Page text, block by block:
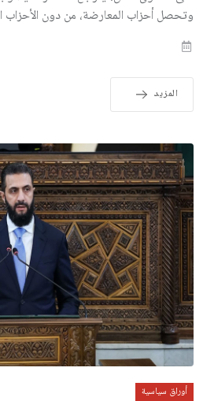
وتحصل أحزاب المعارضة، من دون الأحزاب
المزيد
أوراق سياسية